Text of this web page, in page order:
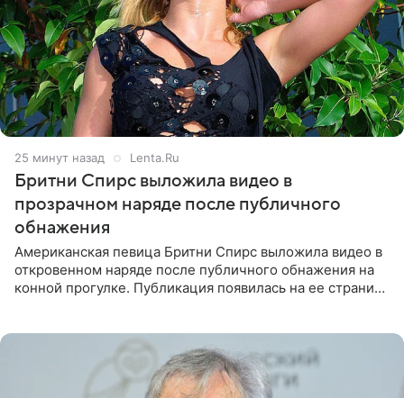
25 минут назад Lenta.Ru
Бритни Спирс выложила видео в
прозрачном наряде после публичного
обнажения
Американская певица Бритни Спирс выложила видео в
откровенном наряде после публичного обнажения на
конной прогулке. Публикация появилась на ее странице